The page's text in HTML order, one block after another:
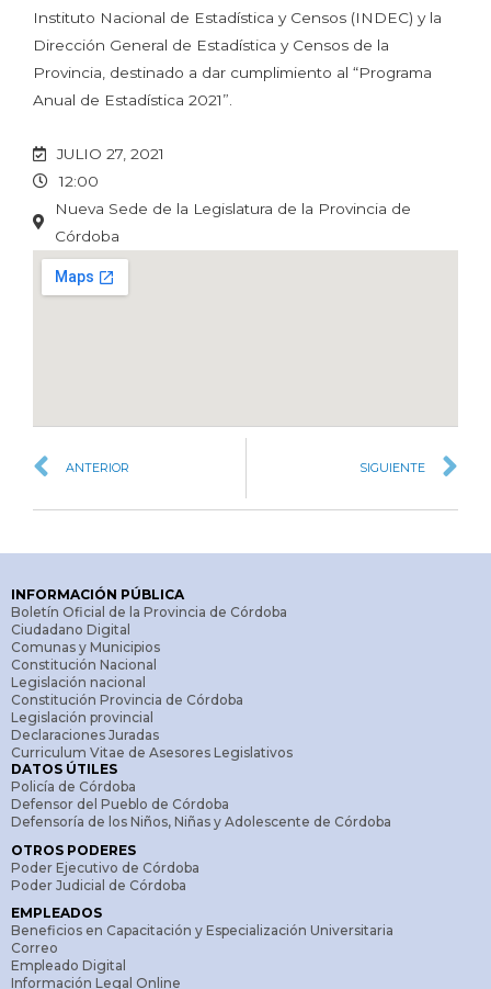
Instituto Nacional de Estadística y Censos (INDEC) y la
Dirección General de Estadística y Censos de la
Provincia, destinado a dar cumplimiento al “Programa
Anual de Estadística 2021”.
JULIO 27, 2021
12:00
Nueva Sede de la Legislatura de la Provincia de
Córdoba
ANTERIOR SIGUIENTE
INFORMACIÓN PÚBLICA
Boletín Oficial de la Provincia de Córdoba
Ciudadano Digital
Comunas y Municipios
Constitución Nacional
Legislación nacional
Constitución Provincia de Córdoba
Legislación provincial
Declaraciones Juradas
Curriculum Vitae de Asesores Legislativos
DATOS ÚTILES
Policía de Córdoba
Defensor del Pueblo de Córdoba
Defensoría de los Niños, Niñas y Adolescente de Córdoba
OTROS PODERES
Poder Ejecutivo de Córdoba
Poder Judicial de Córdoba
EMPLEADOS
Beneficios en Capacitación y Especialización Universitaria
Correo
Empleado Digital
Información Legal Online